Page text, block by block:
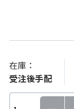
在庫：
受注後手配